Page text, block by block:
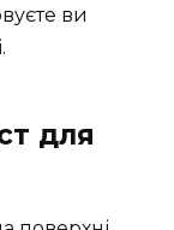
ви
для